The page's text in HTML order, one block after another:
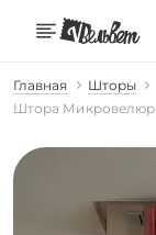
Главная
Шторы
Штора Микровелюр